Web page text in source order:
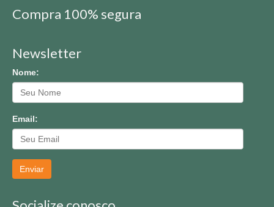
Compra 100% segura
Newsletter
Nome:
Email:
Enviar